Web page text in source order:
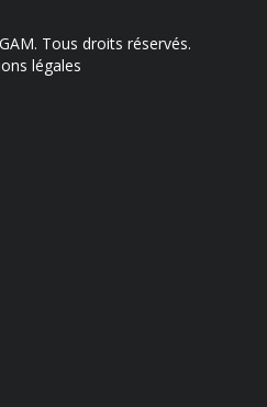
Tous droits réservés.
légales